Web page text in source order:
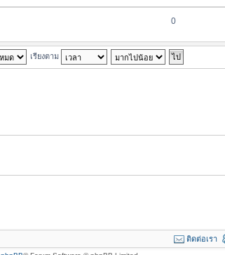
0
เรียงตาม
ติดต่อเรา